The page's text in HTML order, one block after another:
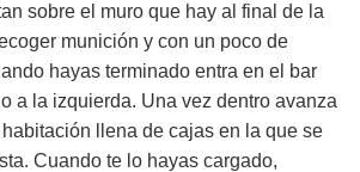
sobre el muro que hay al final de la
munición y con un poco de
hayas terminado entra en el bar
a la izquierda. Una vez dentro avanza
llena de cajas en la que se
Cuando te lo hayas cargado,